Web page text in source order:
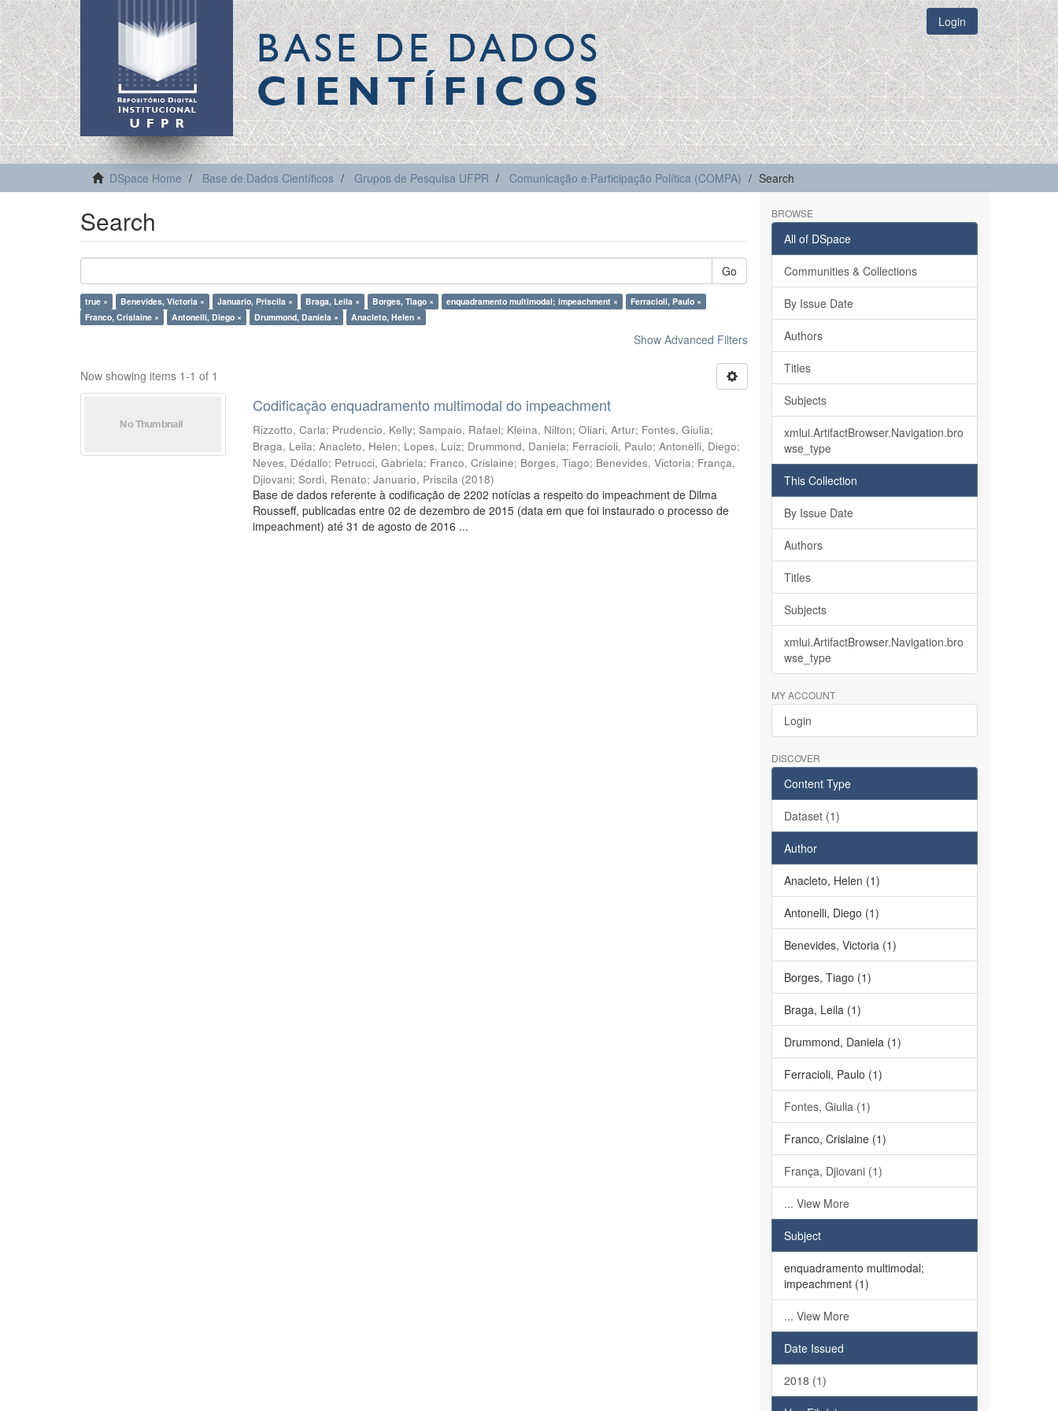
BASE DE DADOS
CIENTÍFICOS
Login
DSpace Home Base de Dados Científicos Grupos de Pesquisa UFPR Comunicação e Participação Política (COMPA) Search
Search
Go
true × Benevides, Victoria × Januario, Priscila × Braga, Leila × Borges, Tiago × enquadramento multimodal; impeachment ×
Ferracioli, Paulo ×
Franco, Crislaine ×
Antonelli, Diego × Drummond, Daniela × Anacleto, Helen ×
Show Advanced Filters
Now showing items 1-1 of 1
Codificação enquadramento multimodal do impeachment
Rizzotto, Carla; Prudencio, Kelly;Sampaio, Rafael; Kleina, Nilton;Oliari, Artur; Fontes, Giulia;
Braga, Leila;Anacleto, Helen; Lopes, Luiz; Drummond, Daniela; Ferracioli, Paulo;Antonelli, Diego;
Neves, Dédallo; Petrucci, Gabriela; Franco, Crislaine; Borges, Tiago; Benevides, Victoria; França,
Djiovani;Sordi, Renato;Januario, Priscila (2018)
Base de dados referente à codificação de 2202 notícias a respeito do impeachment de Dilma
Rousseff, publicadas entre 02 de dezembro de 2015 (data em que foi instaurado o processo de
impeachment) até 31 de agosto de 2016 ...
BROWSE
All of DSpace
Communities & Collections
By Issue Date
Authors
Titles
Subjects
xmlui.ArtifactBrowser.Navigation.bro
wse_type
This Collection
By Issue Date
Authors
Titles
Subjects
xmlui.ArtifactBrowser.Navigation.bro
wse_type
MY ACCOUNT
Login
DISCOVER
Content Type
Dataset (1)
Author
Anacleto, Helen (1)
Antonelli, Diego (1)
Benevides, Victoria (1)
Borges, Tiago (1)
Braga, Leila (1)
Drummond, Daniela (1)
Ferracioli, Paulo (1)
Fontes, Giulia (1)
Franco, Crislaine (1)
França, Djiovani (1)
... View More
Subject
enquadramento multimodal;
impeachment (1)
... View More
Date Issued
2018 (1)